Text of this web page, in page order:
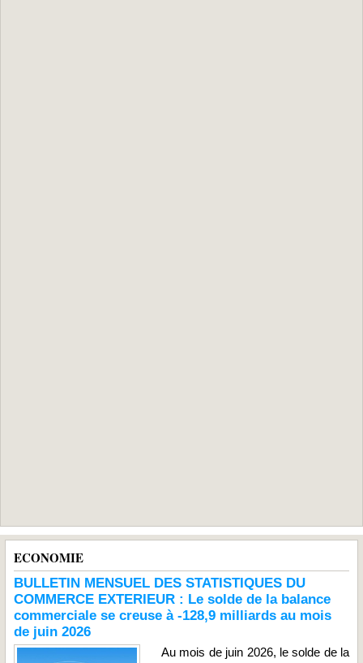
ECONOMIE
BULLETIN MENSUEL DES STATISTIQUES DU
COMMERCE EXTERIEUR : Le solde de la balance
commerciale se creuse à -128,9 milliards au mois
de juin 2026
Au mois de juin 2026, le solde de la